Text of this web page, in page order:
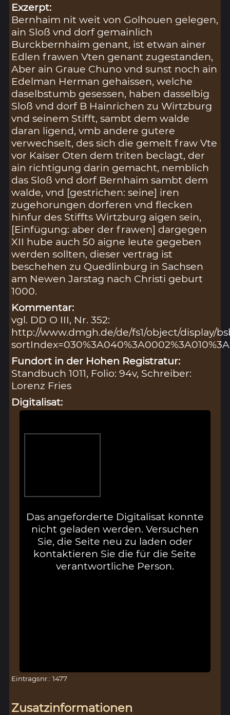
Exzerpt:
Bernhaim nit weit von Golhouen gelegen,
ain Sloß vnd dorf gemainlich
Burckbernhaim genant, ist etwan ainer
Edlen frawen Vten genant zugestanden,
Aber ain Graue Chuno vnd sunst noch ain
Edelman Herman gehaissen, welche
daselbstumb gesessen, haben dasselbig
Sloß vnd dorf B Hainrichen zu Wirtzburg
vnd seinem Stifft, sambt dem walde
daran ligend, vmb andere gutere
verwechselt, des sich die gemelt fraw Vte
vor Kaiser Oten dem triten beclagt, der
ain richtigung darin gemacht, nemblich
das Sloß vnd dorf Bernhaim sambt dem
walde, vnd [gestrichen: seine] iren
zugehorungen dorferen vnd flecken
hinfur des Stiffts Wirtzburg aigen sein,
[Einfügung: aber der frawen] dargegen
XII hube auch 50 aigne leute gegeben
werden sollten, dieser vertrag ist
beschehen zu Quedlinburg in Sachsen
am Newen Jarstag nach Christi geburt
1000.
Kommentar:
vgl. DD O III, Nr. 352:
http://www.dmgh.de/de/fs1/object/display/
Fundort in der Hohen Registratur:
Standbuch 1011, Folio: 94v, Schreiber:
Lorenz Fries
Digitalisat:
Das angeforderte Digitalisat konnte
nicht geladen werden. Versuchen
Sie, die Seite neu zu laden oder
kontaktieren Sie die für die Seite
verantwortliche Person.
Eintragsnr.: 1477
Zusatzinformationen